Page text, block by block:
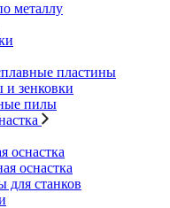
металлу
пластины
и зенковки
пилы
оснастка
оснастка
для станков